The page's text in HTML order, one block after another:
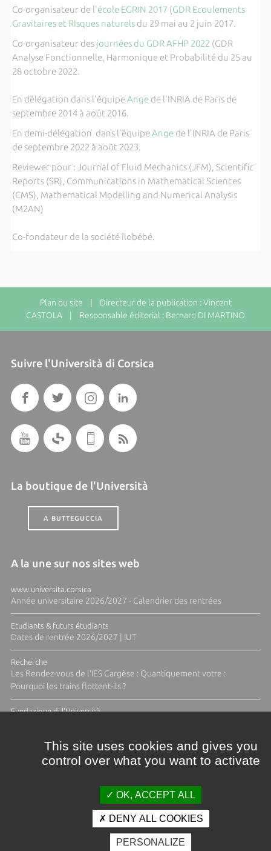
Co-organisateur de l'école EGRIN 2017(GDR Ecoulements
Gravitaires et RIsques naturelsdu 29 mai au 2 juin 2017.
Co-organisateur des journées du GDR AFHP 2022 (GDR
Analyse Fonctionnelle, Harmonique et Probabilité du 25 au
28 octobre 2022.
En délégation dans l'équipeAngede l'INRIA de Paris de
septembre 2014 à août 2016.
En demi-délégation dans l'équipeAngede l'INRIA de Paris
de septembre 2022 à août 2023.
Reviewer pour : Journal of Fluid Mechanics (JFM), Scientific
Reports (SR), Communications in Mathematical Sciences
(CMS), Mathematical Modelling and Numerical Analysis
(M2AN)
Co-fondateur de la société îlobébé.
Plan du site | Directeur de la publication : Vincent
CASTOLA | Responsable éditorial : Bernard DI MARTINO
Suivre l'Università di Corsica
La boutique de l'Università
A BUTTEGUCCIA
A la une sur nos sites web
www.universita.corsica
Année universitaire 2026/2027 - Calendrier des rentrées
Etudiants & futurs étudiants
Dates de rentrée 2026/2027 | IUT
Recherche
Les Rendez-vous de l'IES Cargèse : Quantiquement votre :
Pourquoi les trains flottent-ils ?
Fundazione di l'Università
Crédits et mentions légales
Espace presse Photothèque
This site uses cookies and gives you
control over what you want to activate
OK, ACCEPT ALL
DENY ALL COOKIES
PERSONALIZE